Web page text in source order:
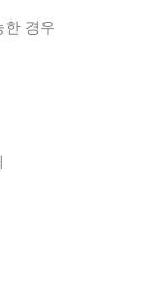
한 경우